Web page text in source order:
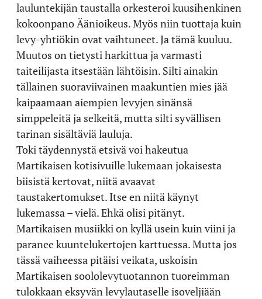
lauluntekijän taustalla orkesteroi kuusihenkinen
kokoonpano Äänioikeus. Myös niin tuottaja kuin
levy-yhtiökin ovat vaihtuneet. Ja tämä kuuluu.
Muutos on tietysti harkittua ja varmasti
taiteilijasta itsestään lähtöisin. Silti ainakin
tällainen suoraviivainen maakuntien mies jää
kaipaamaan aiempien levyjen sinänsä
simppeleitä ja selkeitä, mutta silti syvällisen
tarinan sisältäviä lauluja.
Toki täydennystä etsivä voi hakeutua
Martikaisen kotisivuille lukemaan jokaisesta
biisistä kertovat, niitä avaavat
taustakertomukset. Itse en niitä käynyt
lukemassa – vielä. Ehkä olisi pitänyt.
Martikaisen musiikki on kyllä usein kuin viini ja
paranee kuuntelukertojen karttuessa. Mutta jos
tässä vaiheessa pitäisi veikata, uskoisin
Martikaisen soololevytuotannon tuoreimman
tulokkaan eksyvän levylautaselle isoveljiään